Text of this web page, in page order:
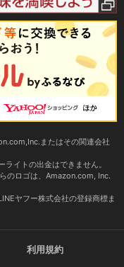
またはその関連会社
イトの出金はできません。
のロゴは、Amazon.com, Inc.
ヤフー株式会社の登録商標ま
利用規約